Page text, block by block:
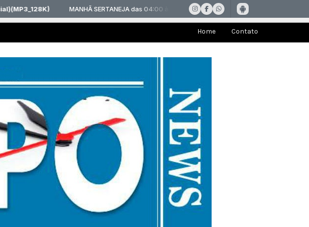
Home Contato